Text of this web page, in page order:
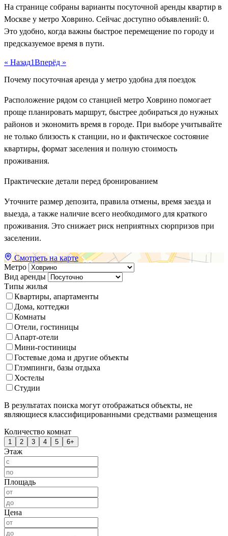
На странице собраны варианты посуточной аренды квартир в
Москве у метро Ховрино. Сейчас доступно объявлений: 0.
Это удобно, когда важны быстрое перемещение по городу и
предсказуемое время в пути.
« Назад1Вперёд »
Почему посуточная аренда у метро удобна для поездок
Расположение рядом со станцией метро Ховрино помогает
проще планировать маршрут, быстрее добираться до нужных
районов и экономить время в городе. При выборе учитывайте
не только близость к станции, но и фактическое состояние
квартиры, формат заселения и полную стоимость
проживания.
Практические детали перед бронированием
Уточните размер депозита, правила отмены, время заезда и
выезда, а также наличие всего необходимого для краткого
проживания. Это снижает риск неприятных сюрпризов при
заселении.
Смотреть на карте
Метро
Вид аренды
Типы жилья
Квартиры, апартаменты
Дома, коттеджи
Комнаты
Отели, гостиницы
Апарт-отели
Мини-гостиницы
Гостевые дома и другие объекты
Глэмпинги, базы отдыха
Хостелы
Студии
В результатах поиска могут отображаться объекты, не
являющиеся классифицированными средствами размещения
Количество комнат
1 2 3 4 5 6+
Этаж
Площадь
Цена